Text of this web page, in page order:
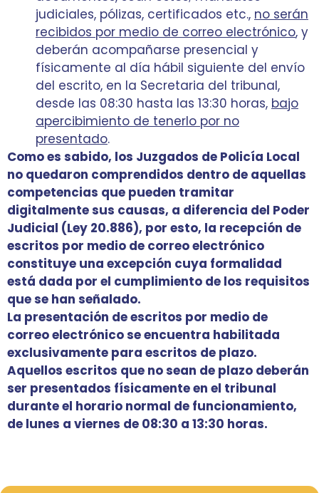
judiciales, pólizas, certificados etc., no serán
recibidos por medio de correo electrónico, y
deberán acompañarse presencial y
físicamente al día hábil siguiente del envío
del escrito, en la Secretaria del tribunal,
desde las 08:30 hasta las 13:30 horas, bajo
apercibimiento de tenerlo por no
presentado.
Como es sabido, los Juzgados de Policía Local
no quedaron comprendidos dentro de aquellas
competencias que pueden tramitar
digitalmente sus causas, a diferencia del Poder
Judicial (Ley 20.886), por esto, la recepción de
escritos por medio de correo electrónico
constituye una excepción cuya formalidad
está dada por el cumplimiento de los requisitos
que se han señalado.
La presentación de escritos por medio de
correo electrónico se encuentra habilitada
exclusivamente para escritos de plazo.
Aquellos escritos que no sean de plazo deberán
ser presentados físicamente en el tribunal
durante el horario normal de funcionamiento,
de lunes a viernes de 08:30 a 13:30 horas.